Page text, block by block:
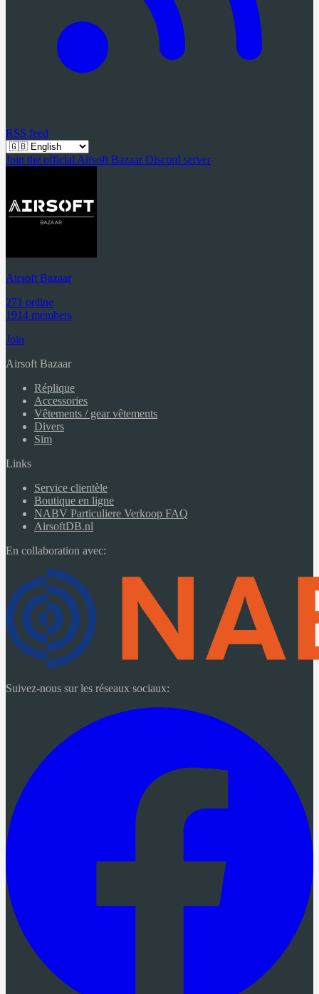
RSS feed
Join the official Airsoft Bazaar Discord server
Airsoft Bazaar
271 online
1914 members
Join
Airsoft Bazaar
Réplique
Accessories
Vêtements / gear vêtements
Divers
Sim
Links
Service clientèle
Boutique en ligne
NABV Particuliere Verkoop FAQ
AirsoftDB.nl
En collaboration avec:
Suivez-nous sur les réseaux sociaux: